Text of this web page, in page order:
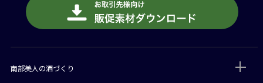
南部美人の酒づくり